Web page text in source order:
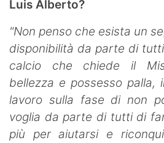
Luis Alberto?
"Non penso che esista un
disponibilità da parte di
calcio che chiede il
bellezza e possesso
lavoro sulla fase di non
voglia da parte di tutti di
più per aiutarsi e